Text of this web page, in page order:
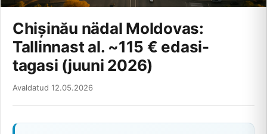
Chișinău nädal Moldovas:
Tallinnast al. ~115 € edasi-
tagasi (juuni 2026)
Avaldatud 12.05.2026